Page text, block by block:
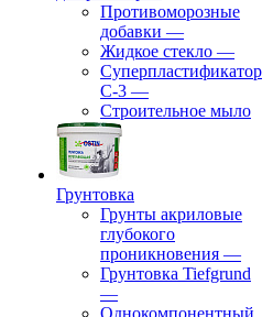
Противоморозные
добавки —
Жидкое стекло —
Суперпластификатор
С-3 —
Строительное мыло
Грунтовка
Грунты акриловые
глубокого
проникновения —
Грунтовка Tiefgrund
—
Однокомпонентный